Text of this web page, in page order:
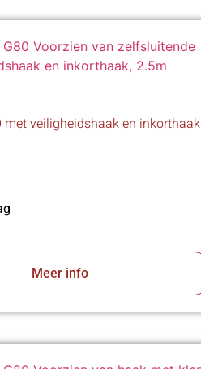
met veiligheidshaak en inkorthaak
Meer info